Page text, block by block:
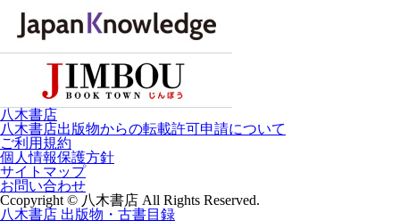
八木書店
八木書店出版物からの転載許可申請について
ご利用規約
個人情報保護方針
サイトマップ
お問い合わせ
Ccopyright © 八木書店 All Rights Reserved.
八木書店 出版物・古書目録